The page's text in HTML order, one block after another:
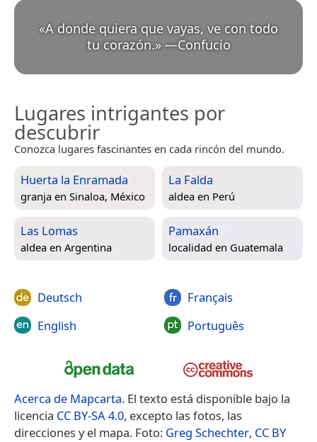
«A donde quiera que vayas, ve con todo
tu corazón.» —Confucio
Lugares intrigantes por
descubrir
Conozca lugares fascinantes en cada rincón del mundo.
Huerta la Enramada
granja en Sinaloa, México
La Falda
aldea en Perú
Las Lomas
aldea en Argentina
Pamaxán
localidad en Guatemala
Deutsch
English
Français
Português
Acerca de Mapcarta. El texto está disponible bajo la
licencia CC BY-SA 4.0, excepto las fotos, las
direcciones y el mapa. Foto: Greg Schechter, CC BY